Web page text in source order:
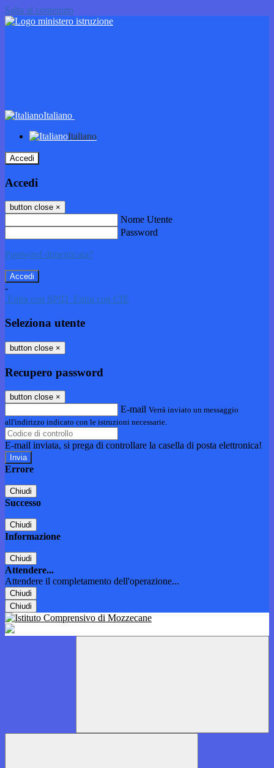
Salta al contenuto
Italiano
Italiano
Accedi
Accedi
button close ×
Nome Utente
Password
Password dimenticata?
-
Entra con SPID Entra con CIE
Seleziona utente
button close ×
Recupero password
button close ×
E-mail Verrà inviato un messaggio
all'indirizzo indicato con le istruzioni necessarie.
E-mail inviata, si prega di controllare la casella di posta elettronica!
Errore
Chiudi
Successo
Chiudi
Informazione
Chiudi
Attendere...
Attendere il completamento dell'operazione...
Chiudi
Chiudi